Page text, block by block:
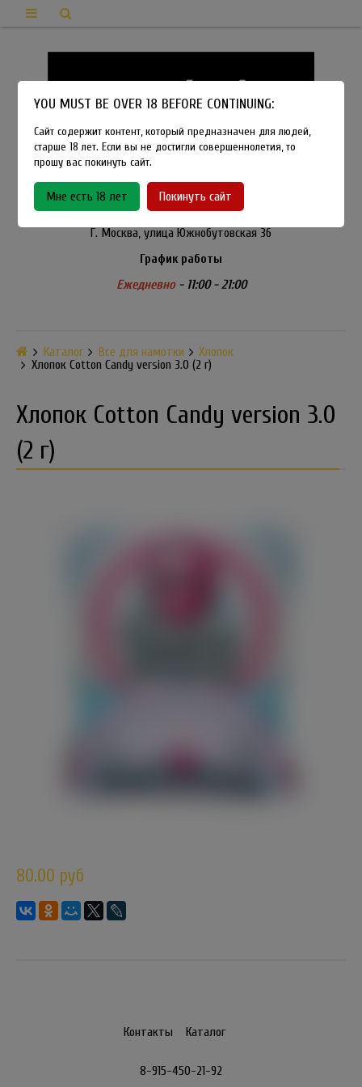
8-915-450-21-92
Розничный магазин Method Vapeshop
Г. Москва, улица Южнобутовская 36
График работы
Ежедневно- 11:00 - 21:00
Каталог Все для намотки
Хлопок
Хлопок Cotton Candy version 3.0 (2 г)
Хлопок Cotton Candy version 3.0
(2 г)
80.00 руб
Контакты Каталог
8-915-450-21-92
YOU MUST BE OVER 18 BEFORE CONTINUING:
Сайт содержит контент, который предназначен для людей,
старше 18 лет. Если вы не достигли совершеннолетия, то
прошу вас покинуть сайт.
Мне есть 18 лет Покинуть сайт